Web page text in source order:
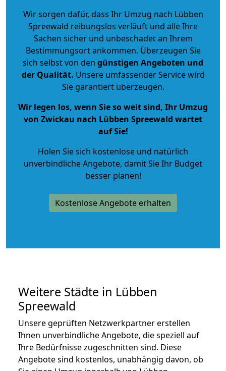
Wir sorgen dafür, dass Ihr Umzug nach Lübben
Spreewald reibungslos verläuft und alle Ihre
Sachen sicher und unbeschadet an Ihrem
Bestimmungsort ankommen. Überzeugen Sie
sich selbst von den günstigen Angeboten und
der Qualität. Unsere umfassender Service wird
Sie garantiert überzeugen.
Wir legen los, wenn Sie so weit sind, Ihr Umzug
von Zwickau nach Lübben Spreewald wartet
auf Sie!
Holen Sie sich kostenlose und natürlich
unverbindliche Angebote, damit Sie Ihr Budget
besser planen!
Kostenlose Angebote erhalten
Weitere Städte in Lübben
Spreewald
Unsere geprüften Netzwerkpartner erstellen
Ihnen unverbindliche Angebote, die speziell auf
Ihre Bedürfnisse zugeschnitten sind. Diese
Angebote sind kostenlos, unabhängig davon, ob